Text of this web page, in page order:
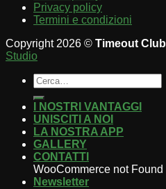
Privacy policy
Termini e condizioni
Copyright 2026 © Timeout Club
Studio
I NOSTRI VANTAGGI
UNISCITI A NOI
LA NOSTRA APP
GALLERY
CONTATTI
WooCommerce not Found
Newsletter